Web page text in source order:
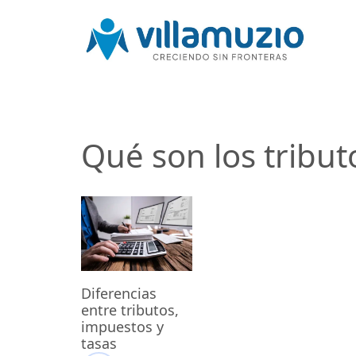
Qué son los
Diferencias
entre tributos,
impuestos y
tasas